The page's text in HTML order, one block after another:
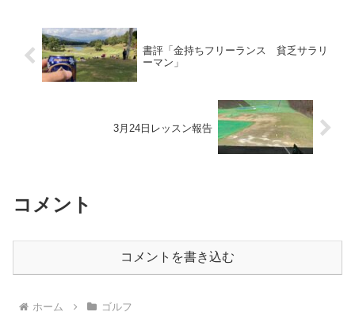
書評「金持ちフリーランス 貧乏サラリ
ーマン」
3月24日レッスン報告
コメント
コメントを書き込む
ホーム ゴルフ